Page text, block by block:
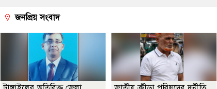
জনপ্রিয় সংবাদ